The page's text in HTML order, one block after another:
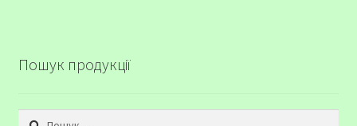
Пошук продукції
Пошук: